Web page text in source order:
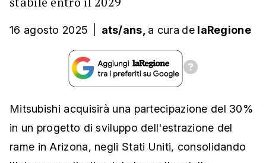
16 agosto 2025 ats/ans, a cura de laRegione
Mitsubishi acquisirà una partecipazione del 30%
in un progetto di sviluppo dell'estrazione del
rame in Arizona, negli Stati Uniti, consolidando